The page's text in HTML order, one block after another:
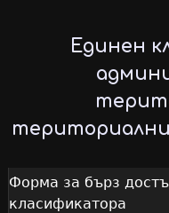
to
main
content
Единен
Форма за бърз
класификатора